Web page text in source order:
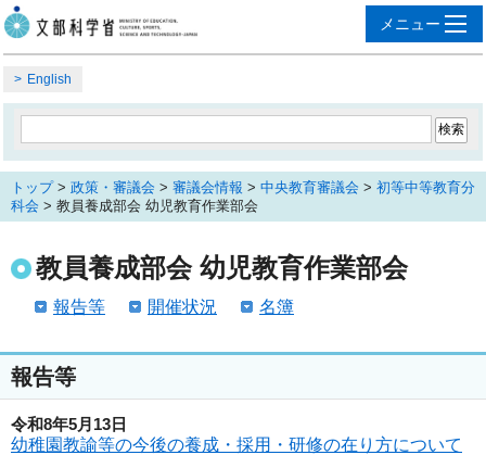
English
トップ> 政策・審議会 > 審議会情報 > 中央教育審議会 > 初等中等教育分
科会 > 教員養成部会 幼児教育作業部会
教員養成部会 幼児教育作業部会
報告等 開催状況 名簿
報告等
令和8年5月13日
幼稚園教諭等の今後の養成・採用・研修の在り方について